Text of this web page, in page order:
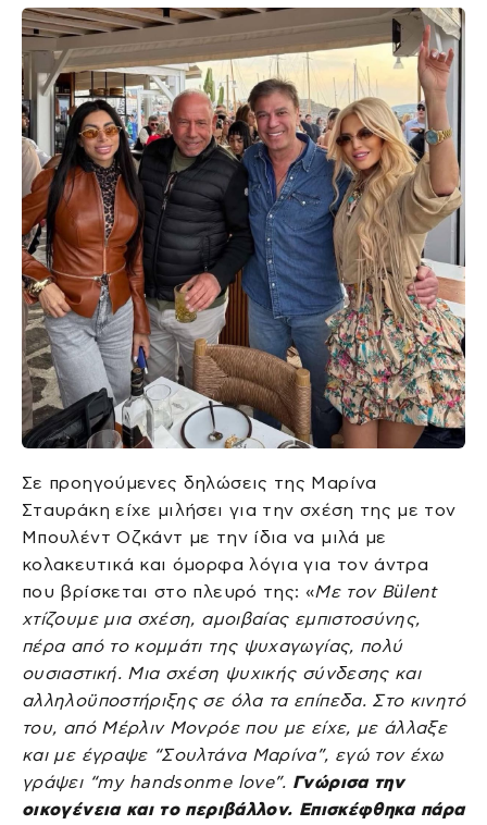
Σε προηγούμενες δηλώσεις της Μαρίνα
Σταυράκη είχε μιλήσει για την σχέση της με τον
Μπουλέντ Οζκάντ με την ίδια να μιλά με
κολακευτικά και όμορφα λόγια για τον άντρα
που βρίσκεται στο πλευρό της: «Με τον Bülent
χτίζουμε μια σχέση, αμοιβαίας εμπιστοσύνης,
πέρα από το κομμάτι της ψυχαγωγίας, πολύ
ουσιαστική. Μια σχέση ψυχικής σύνδεσης και
αλληλοϋποστήριξης σε όλα τα επίπεδα. Στο κινητό
του, από Μέρλιν Μονρόε που με είχε, με άλλαξε
και με έγραψε “Σουλτάνα Μαρίνα”, εγώ τον έχω
γράψει “my handsonme love”. Γνώρισα την
οικογένεια και το περιβάλλον. Επισκέφθηκα πάρα